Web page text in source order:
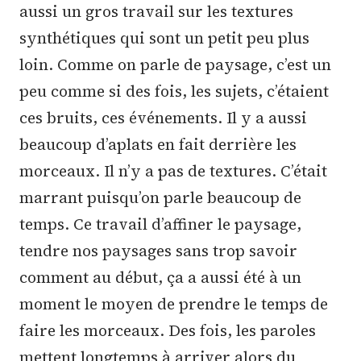
aussi un gros travail sur les textures
synthétiques qui sont un petit peu plus
loin. Comme on parle de paysage, c’est un
peu comme si des fois, les sujets, c’étaient
ces bruits, ces événements. Il y a aussi
beaucoup d’aplats en fait derrière les
morceaux. Il n’y a pas de textures. C’était
marrant puisqu’on parle beaucoup de
temps. Ce travail d’affiner le paysage,
tendre nos paysages sans trop savoir
comment au début, ça a aussi été à un
moment le moyen de prendre le temps de
faire les morceaux. Des fois, les paroles